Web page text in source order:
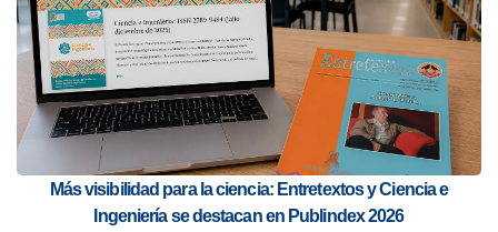
Más visibilidad para la ciencia: Entretextos y Ciencia e
Ingeniería se destacan en Publindex 2026